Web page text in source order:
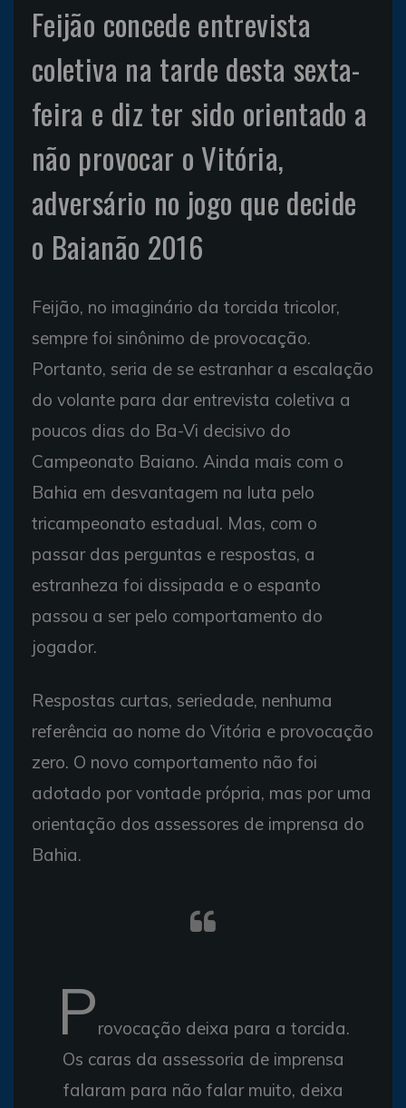
Feijão concede entrevista
coletiva na tarde desta sexta-
feira e diz ter sido orientado a
não provocar o Vitória,
adversário no jogo que decide
o Baianão 2016
Feijão, no imaginário da torcida tricolor,
sempre foi sinônimo de provocação.
Portanto, seria de se estranhar a escalação
do volante para dar entrevista coletiva a
poucos dias do Ba-Vi decisivo do
Campeonato Baiano. Ainda mais com o
Bahia em desvantagem na luta pelo
tricampeonato estadual. Mas, com o
passar das perguntas e respostas, a
estranheza foi dissipada e o espanto
passou a ser pelo comportamento do
jogador.
Respostas curtas, seriedade, nenhuma
referência ao nome do Vitória e provocação
zero. O novo comportamento não foi
adotado por vontade própria, mas por uma
orientação dos assessores de imprensa do
Bahia.
Provocação deixa para a torcida.
Os caras da assessoria de imprensa
falaram para não falar muito, deixa